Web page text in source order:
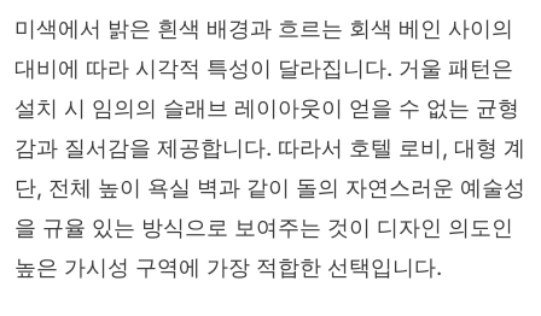
미색에서 밝은 흰색 배경과 흐르는 회색 베인 사이의
대비에 따라 시각적 특성이 달라집니다. 거울 패턴은
설치 시 임의의 슬래브 레이아웃이 얻을 수 없는 균형
감과 질서감을 제공합니다. 따라서 호텔 로비, 대형 계
단, 전체 높이 욕실 벽과 같이 돌의 자연스러운 예술성
을 규율 있는 방식으로 보여주는 것이 디자인 의도인
높은 가시성 구역에 가장 적합한 선택입니다.